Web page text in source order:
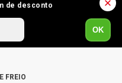
de desconto
OK
FREIO